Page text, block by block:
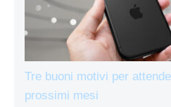
Tre buoni motivi per
prossimi mesi